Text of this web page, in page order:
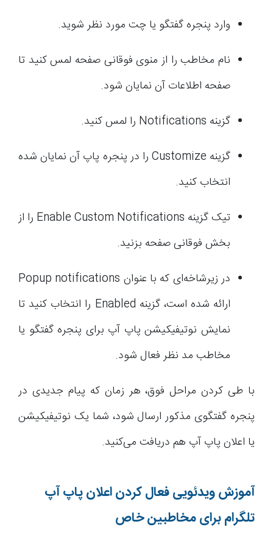
وارد پنجره گفتگو یا چت مورد نظر شوید.
نام مخاطب را از منوی فوقانی صفحه لمس کنید تا
صفحه اطلاعات آن نمایان شود.
گزینه Notifications را لمس کنید.
گزینه Customize را در پنجره پاپ آن نمایان شده
انتخاب کنید.
تیک گزینه Enable Custom Notifications را از
بخش فوقانی صفحه بزنید.
در زیرشاخه‌ای که با عنوان Popup notifications
ارائه شده است، گزینه Enabled را انتخاب کنید تا
نمایش نوتیفیکیشن پاپ آپ برای پنجره گفتگو یا
مخاطب مد نظر فعال شود.
با طی کردن مراحل فوق، هر زمان که پیام جدیدی در
پنجره گفتگوی مذکور ارسال شود، شما یک نوتیفیکیشن
یا اعلان پاپ آپ هم دریافت می‌کنید.
آموزش ویدئویی فعال کردن اعلان پاپ آپ
تلگرام برای مخاطبین خاص